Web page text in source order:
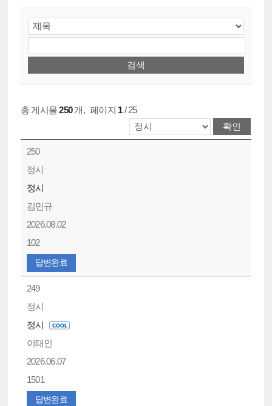
총 게시물250개, 페이지 1/ 25
250
정시
정시
김민규
2026.08.02
102
답변완료
249
정시
정시
이태인
2026.06.07
1501
답변완료